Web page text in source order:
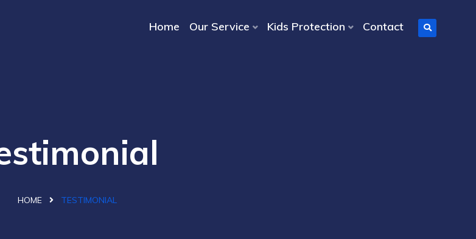
Home Our Service Kids Protection Contact
HOME TESTIMONIAL